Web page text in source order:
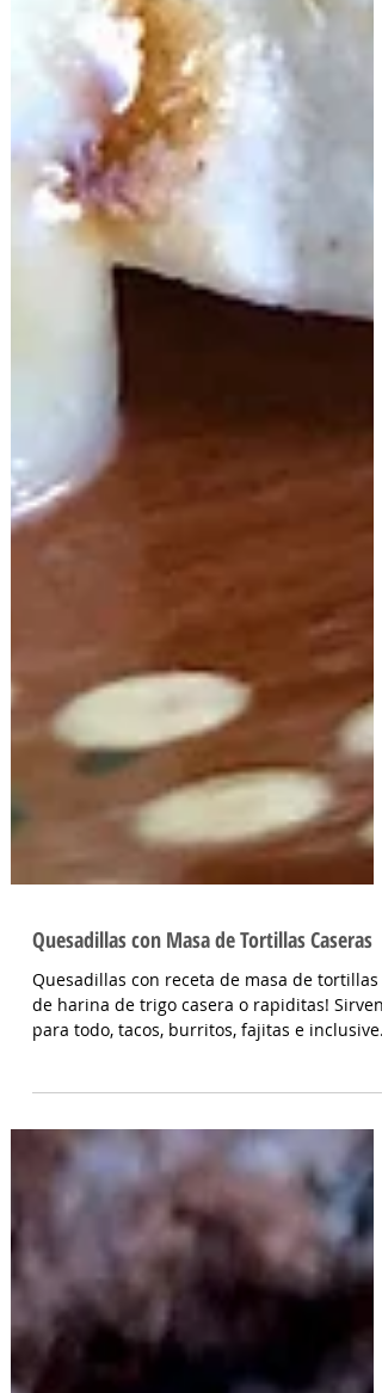
Quesadillas con Masa de Tortillas Caseras
Quesadillas con receta de masa de tortillas
de harina de trigo casera o rapiditas! Sirven
para todo, tacos, burritos, fajitas e inclusive...